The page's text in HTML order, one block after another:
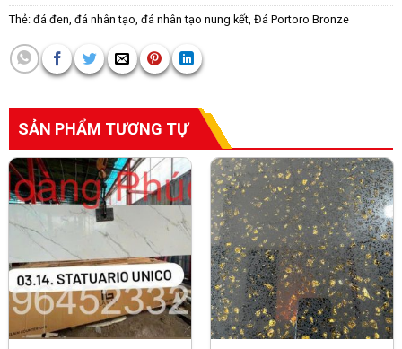
Thẻ: đá đen đá nhân tạo đá nhân tạo nung kết, Đá Portoro Bronze
SẢN PHẨM TƯƠNG TỰ